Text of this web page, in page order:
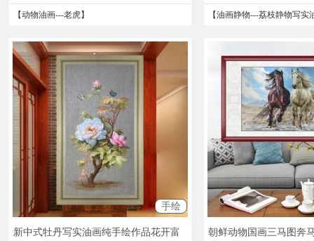
【动物油画---老虎】 【油画静物---荔枝静物写实
手绘
新中式牡丹写实油画纯手绘作品花开富
朝鲜动物国画三马图奔